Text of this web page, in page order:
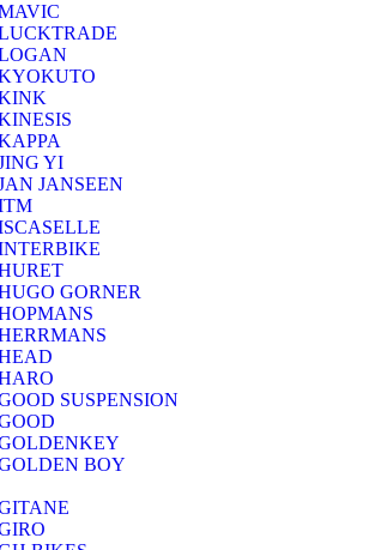
YI
JANSEEN
GORNER
SUSPENSION
BOY